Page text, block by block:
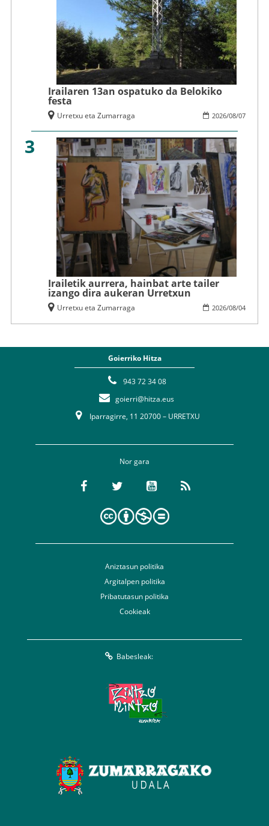
Irailaren 13an ospatuko da Belokiko
festa
2026/08/07
Urretxu eta Zumarraga
3
Irailetik aurrera, hainbat arte tailer
izango dira aukeran Urretxun
2026/08/04
Urretxu eta Zumarraga
Goierriko Hitza
943 72 34 08
goierri@hitza.eus
Iparragirre, 11 20700 – URRETXU
Nor gara
Aniztasun politika
Argitalpen politika
Pribatutasun politika
Cookieak
Babesleak: